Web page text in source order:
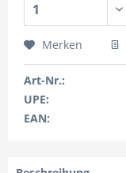
Merken
Art-Nr.:
UPE:
EAN: